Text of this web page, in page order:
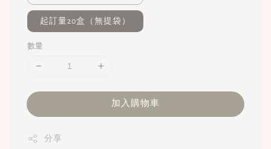
起訂量20盒（無提袋）
數量
加入購物車
分享